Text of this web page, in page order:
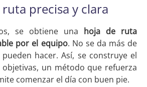
precisa y clara
se obtiene una hoja de ruta
por el equipo. No se da más de
hacer. Así, se construye el
un método que refuerza
comenzar el día con buen pie.